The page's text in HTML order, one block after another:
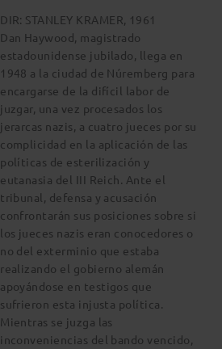
DIR: STANLEY KRAMER, 1961
Dan Haywood, magistrado
estadounidense jubilado, llega en
1948 a la ciudad de Núremberg para
encargarse de la difícil labor de
juzgar, una vez procesados los
jerarcas nazis, a cuatro jueces por su
complicidad en la aplicación de las
políticas de esterilización y
eutanasia del III Reich. Ante el
tribunal, defensa y acusación
confrontarán sus posiciones sobre si
los jueces nazis eran conocedores o
no del exterminio que estaba
realizando el gobierno alemán
apoyándose en testigos que
sufrieron esta injusta política.
Mientras se juzga las
inconveniencias del bando vencido,